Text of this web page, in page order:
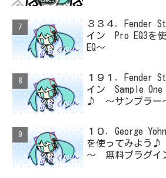
３３４．Fender
イン Pro EQ3を
EQ～
１９１．Fender
イン Sample One
♪ ～サンプラー
１０．George
を使ってみよう
～ 無料プラグイ